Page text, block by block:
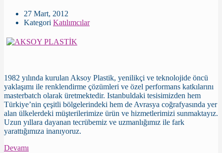
27 Mart, 2012
Kategori Katılımcılar
1982 yılında kurulan Aksoy Plastik, yenilikçi ve teknolojide öncü
yaklaşımı ile renklendirme çözümleri ve özel performans katkılarını
masterbatch olarak üretmektedir. Istanbuldaki tesisimizden hem
Türkiye’nin çeşitli bölgelerindeki hem de Avrasya coğrafyasında yer
alan ülkelerdeki müşterilerimize ürün ve hizmetlerimizi sunmaktayız.
Uzun yıllara dayanan tecrübemiz ve uzmanlığımız ile fark
yarattığımıza inanıyoruz.
Devamı